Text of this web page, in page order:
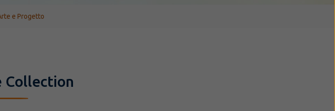
e Progetto
Collection